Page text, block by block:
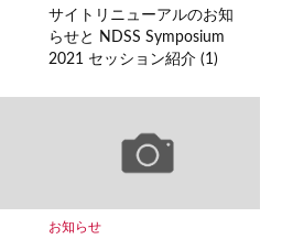
サイトリニューアルのお知
らせと NDSS Symposium
2021 セッション紹介 (1)
お知らせ